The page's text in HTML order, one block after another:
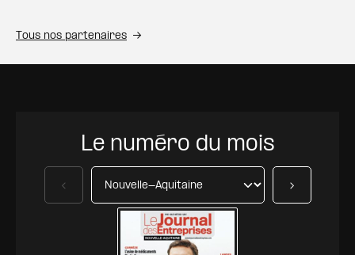
Tous nos partenaires
Le numéro du mois
Précédent Suivant